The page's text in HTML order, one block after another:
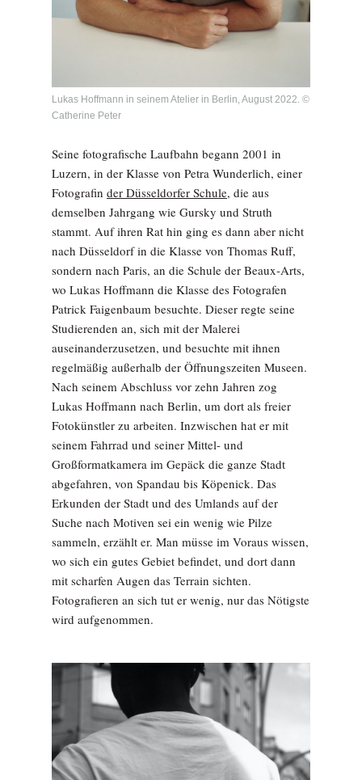
Lukas Hoffmann in seinem Atelier in Berlin, August 2022. ©
Catherine Peter
Seine fotografische Laufbahn begann 2001 in
Luzern, in der Klasse von Petra Wunderlich, einer
Fotografin der Düsseldorfer Schule, die aus
demselben Jahrgang wie Gursky und Struth
stammt. Auf ihren Rat hin ging es dann aber nicht
nach Düsseldorf in die Klasse von Thomas Ruff,
sondern nach Paris, an die Schule der Beaux-Arts,
wo Lukas Hoffmann die Klasse des Fotografen
Patrick Faigenbaum besuchte. Dieser regte seine
Studierenden an, sich mit der Malerei
auseinanderzusetzen, und besuchte mit ihnen
regelmäßig außerhalb der Öffnungszeiten Museen.
Nach seinem Abschluss vor zehn Jahren zog
Lukas Hoffmann nach Berlin, um dort als freier
Fotokünstler zu arbeiten. Inzwischen hat er mit
seinem Fahrrad und seiner Mittel- und
Großformatkamera im Gepäck die ganze Stadt
abgefahren, von Spandau bis Köpenick. Das
Erkunden der Stadt und des Umlands auf der
Suche nach Motiven sei ein wenig wie Pilze
sammeln, erzählt er. Man müsse im Voraus wissen,
wo sich ein gutes Gebiet befindet, und dort dann
mit scharfen Augen das Terrain sichten.
Fotografieren an sich tut er wenig, nur das Nötigste
wird aufgenommen.